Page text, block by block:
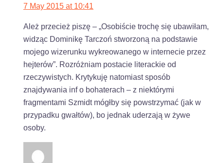
7 May 2015 at 10:41
Ależ przecież piszę – „Osobiście trochę się ubawiłam,
widząc Dominikę Tarczoń stworzoną na podstawie
mojego wizerunku wykreowanego w internecie przez
hejterów”. Rozróżniam postacie literackie od
rzeczywistych. Krytykuję natomiast sposób
znajdywania inf o bohaterach – z niektórymi
fragmentami Szmidt mógłby się powstrzymać (jak w
przypadku gwałtów), bo jednak uderzają w żywe
osoby.